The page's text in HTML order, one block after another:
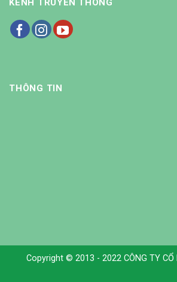
KÊNH TRUYỀN THÔNG
THÔNG TIN
Copyright © 2013 - 2022 CÔNG TY CỔ